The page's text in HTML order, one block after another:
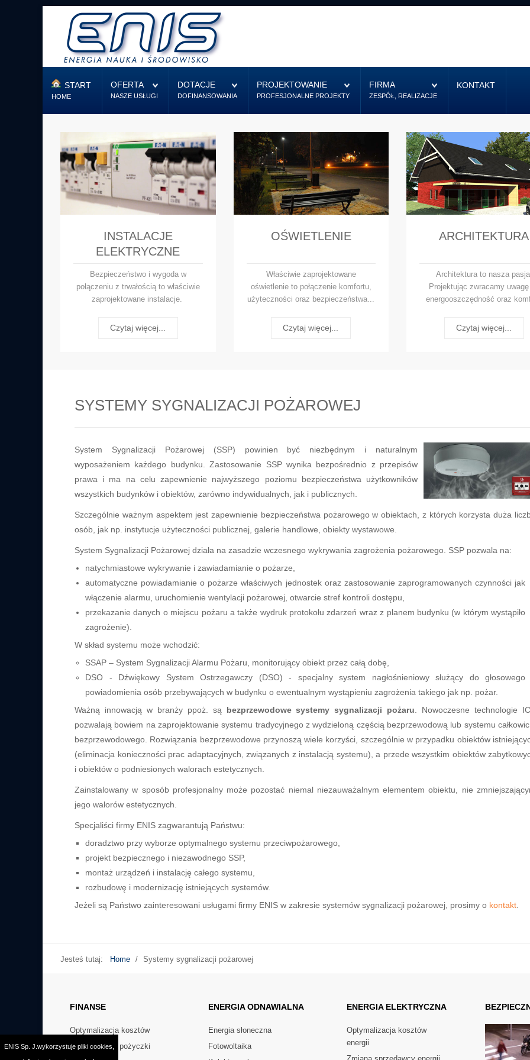
START
HOME
OFERTA
NASZE USŁUGI
DOTACJE
DOFINANSOWANIA
PROJEKTOWANIE
PROFESJONALNE PROJEKTY
FIRMA
ZESPÓŁ, REALIZACJE
KONTAKT
INSTALACJE
ELEKTRYCZNE
Bezpieczeństwo i wygoda w
połączeniu z trwałością to właściwie
zaprojektowane instalacje.
Czytaj więcej...
OŚWIETLENIE
Właściwie zaprojektowane
oświetlenie to połączenie komfortu,
użyteczności oraz bezpieczeństwa...
Czytaj więcej...
ARCHITEKTURA
Architektura to nasza
Projektując zwracamy
energooszczędność oraz
Czytaj więcej...
SYSTEMY SYGNALIZACJI POŻAROWEJ
System Sygnalizacji Pożarowej (SSP) powinien być niezbędnym i naturalnym
wyposażeniem każdego budynku. Zastosowanie SSP wynika bezpośrednio z przepisów
prawa i ma na celu zapewnienie najwyższego poziomu bezpieczeństwa użytkowników
wszystkich budynków i obiektów, zarówno indywidualnych, jak i publicznych.
Szczególnie ważnym aspektem jest zapewnienie bezpieczeństwa pożarowego w obiektach, z których korzysta duża
osób, jak np. instytucje użyteczności publicznej, galerie handlowe, obiekty wystawowe.
System Sygnalizacji Pożarowej działa na zasadzie wczesnego wykrywania zagrożenia pożarowego. SSP pozwala na:
natychmiastowe wykrywanie i zawiadamianie o pożarze,
automatyczne powiadamianie o pożarze właściwych jednostek oraz zastosowanie zaprogramowanych czynności jak
włączenie alarmu, uruchomienie wentylacji pożarowej, otwarcie stref kontroli dostępu,
przekazanie danych o miejscu pożaru a także wydruk protokołu zdarzeń wraz z planem budynku (w którym wystąpiło
zagrożenie).
W skład systemu może wchodzić:
SSAP – System Sygnalizacji Alarmu Pożaru, monitorujący obiekt przez całą dobę,
DSO - Dźwiękowy System Ostrzegawczy (DSO) - specjalny system nagłośnieniowy służący do głosowego
powiadomienia osób przebywających w budynku o ewentualnym wystąpieniu zagrożenia takiego jak np. pożar.
Ważną innowacją w branży ppoż. są bezprzewodowe systemy sygnalizacji pożaru. Nowoczesne technologie
pozwalają bowiem na zaprojektowanie systemu tradycyjnego z wydzieloną częścią bezprzewodową lub systemu
bezprzewodowego. Rozwiązania bezprzewodowe przynoszą wiele korzyści, szczególnie w przypadku obiektów
(eliminacja konieczności prac adaptacyjnych, związanych z instalacją systemu), a przede wszystkim obiektów
i obiektów o podniesionych walorach estetycznych.
Zainstalowany w sposób profesjonalny może pozostać niemal niezauważalnym elementem obiektu, nie
jego walorów estetycznych.
Specjaliści firmy ENIS zagwarantują Państwu:
doradztwo przy wyborze optymalnego systemu przeciwpożarowego,
projekt bezpiecznego i niezawodnego SSP,
montaż urządzeń i instalację całego systemu,
rozbudowę i modernizację istniejących systemów.
Jeżeli są Państwo zainteresowani usługami firmy ENIS w zakresie systemów sygnalizacji pożarowej, prosimy o kontakt.
Jesteś tutaj: Home / Systemy sygnalizacji pożarowej
FINANSE
Optymalizacja kosztów
Preferencyjne pożyczki
ENERGIAODNAWIALNA
Energia słoneczna
Fotowoltaika
ENERGIA ELEKTRYCZNA
Optymalizacja kosztów
energii
ENIS Sp. J.wykorzystuje pliki cookies,